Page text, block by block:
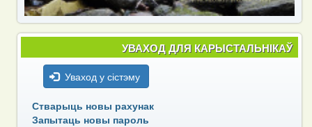
УВАХОД ДЛЯ КАРЫСТАЛЬНІКАЎ
Уваход у сістэму
Стварыць новы рахунак
Запытаць новы пароль